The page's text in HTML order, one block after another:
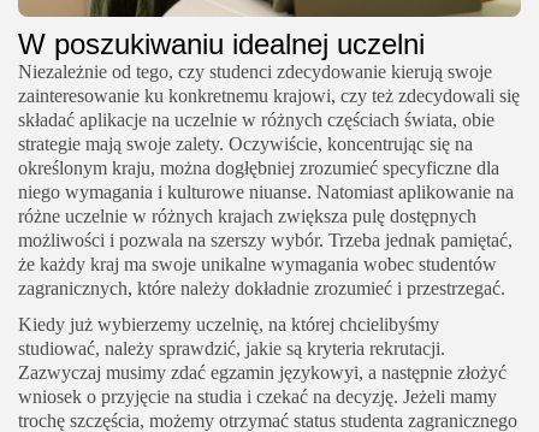
W poszukiwaniu idealnej uczelni
Niezależnie od tego, czy studenci zdecydowanie kierują swoje
zainteresowanie ku konkretnemu krajowi, czy też zdecydowali się
składać aplikacje na uczelnie w różnych częściach świata, obie
strategie mają swoje zalety. Oczywiście, koncentrując się na
określonym kraju, można dogłębniej zrozumieć specyficzne dla
niego wymagania i kulturowe niuanse. Natomiast aplikowanie na
różne uczelnie w różnych krajach zwiększa pulę dostępnych
możliwości i pozwala na szerszy wybór. Trzeba jednak pamiętać,
że każdy kraj ma swoje unikalne wymagania wobec studentów
zagranicznych, które należy dokładnie zrozumieć i przestrzegać.
Kiedy już wybierzemy uczelnię, na której chcielibyśmy
studiować, należy sprawdzić, jakie są kryteria rekrutacji.
Zazwyczaj musimy zdać egzamin językowyi, a następnie złożyć
wniosek o przyjęcie na studia i czekać na decyzję. Jeżeli mamy
trochę szczęścia, możemy otrzymać status studenta zagranicznego